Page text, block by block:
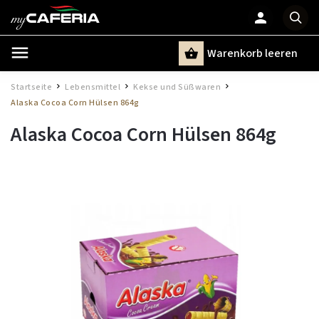
Warenkorb leeren
Startseite / Lebensmittel / Kekse und Süßwaren /
Alaska Cocoa Corn Hülsen 864g
Alaska Cocoa Corn Hülsen 864g